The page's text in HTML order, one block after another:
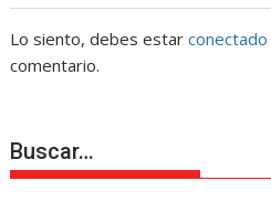
Lo siento, debes estarconectado
comentario.
Buscar…